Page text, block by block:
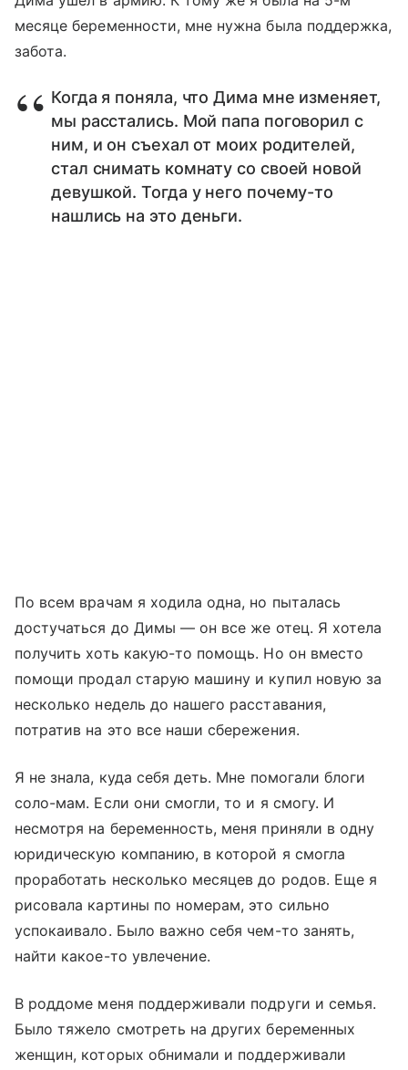
месяце беременности, мне нужна была поддержка,
забота.
Когда я поняла, что Дима мне изменяет,
мы расстались. Мой папа поговорил с
ним, и он съехал от моих родителей,
стал снимать комнату со своей новой
девушкой. Тогда у него почему-то
нашлись на это деньги.
По всем врачам я ходила одна, но пыталась
достучаться до Димы — он все же отец. Я хотела
получить хоть какую-то помощь. Но он вместо
помощи продал старую машину и купил новую за
несколько недель до нашего расставания,
потратив на это все наши сбережения.
Я не знала, куда себя деть. Мне помогали блоги
соло-мам. Если они смогли, то и я смогу. И
несмотря на беременность, меня приняли в одну
юридическую компанию, в которой я смогла
проработать несколько месяцев до родов. Еще я
рисовала картины по номерам, это сильно
успокаивало. Было важно себя чем-то занять,
найти какое-то увлечение.
В роддоме меня поддерживали подруги и семья.
Было тяжело смотреть на других беременных
женщин, которых обнимали и поддерживали